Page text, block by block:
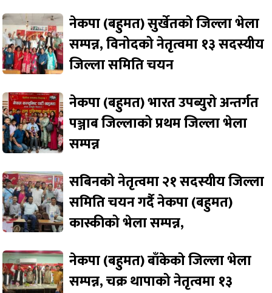
नेकपा (बहुमत) सुर्खेतको जिल्ला भेला
सम्पन्न, विनोदको नेतृत्वमा १३ सदस्यीय
जिल्ला समिति चयन
नेकपा (बहुमत) भारत उपब्युरो अन्तर्गत
पञ्जाब जिल्लाको प्रथम जिल्ला भेला
सम्पन्न
सबिनको नेतृत्वमा २१ सदस्यीय जिल्ला
समिति चयन गर्दै नेकपा (बहुमत)
कास्कीको भेला सम्पन्न,
नेकपा (बहुमत) बाँकेको जिल्ला भेला
सम्पन्न, चक्र थापाको नेतृत्वमा १३